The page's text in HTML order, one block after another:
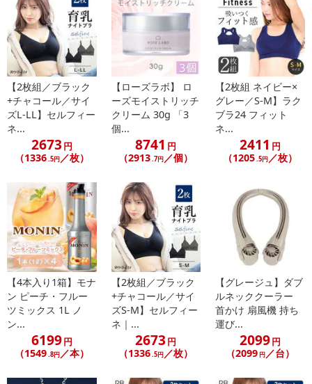
【2枚組／ブラック
+チャコール／サイ
ズL-LL】セルフィー
ネ...
2673円
（1336.5円／枚）
【ローズラボ】 ロ
ーズモイストリッチ
クリーム 30g 「3
個...
8741 円
（2913.7円／個）
【2枚組 ネイビー×
グレー／S-M】ラク
ブラ24 フィット
ネ...
2411 円
（1205.5円／枚）
【4本入り1箱】モナ
ン ピーチ・フルー
ツミックス 1L ノ
ン...
6199円
（1549.8円／本）
【2枚組／ブラック
+チャコール／サイ
ズS-M】セルフィー
ネ｜...
2673円
（1336.5円／枚）
【グレージュ】ダブ
ルネッククーラー
首かけ 扇風機 持ち
運び...
2099円
（2099 円／台）